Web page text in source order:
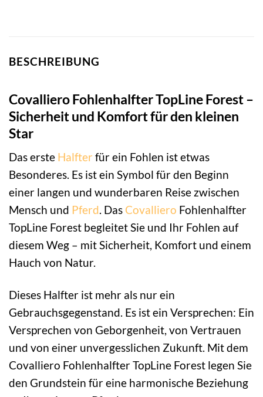
BESCHREIBUNG
Covalliero Fohlenhalfter TopLine Forest –
Sicherheit und Komfort für den kleinen
Star
Das erste Halfter für ein Fohlen ist etwas
Besonderes. Es ist ein Symbol für den Beginn
einer langen und wunderbaren Reise zwischen
Mensch und Pferd. Das Covalliero Fohlenhalfter
TopLine Forest begleitet Sie und Ihr Fohlen auf
diesem Weg – mit Sicherheit, Komfort und einem
Hauch von Natur.
Dieses Halfter ist mehr als nur ein
Gebrauchsgegenstand. Es ist ein Versprechen: Ein
Versprechen von Geborgenheit, von Vertrauen
und von einer unvergesslichen Zukunft. Mit dem
Covalliero Fohlenhalfter TopLine Forest legen Sie
den Grundstein für eine harmonische Beziehung